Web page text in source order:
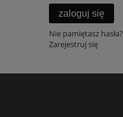
zaloguj się
Nie pamiętasz hasła?
Zarejestruj się